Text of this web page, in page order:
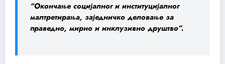
“Окончање социјалног и институцијалног
малтретирања, заједничко деловање за
праведно, мирно и инклузивно друштво”.